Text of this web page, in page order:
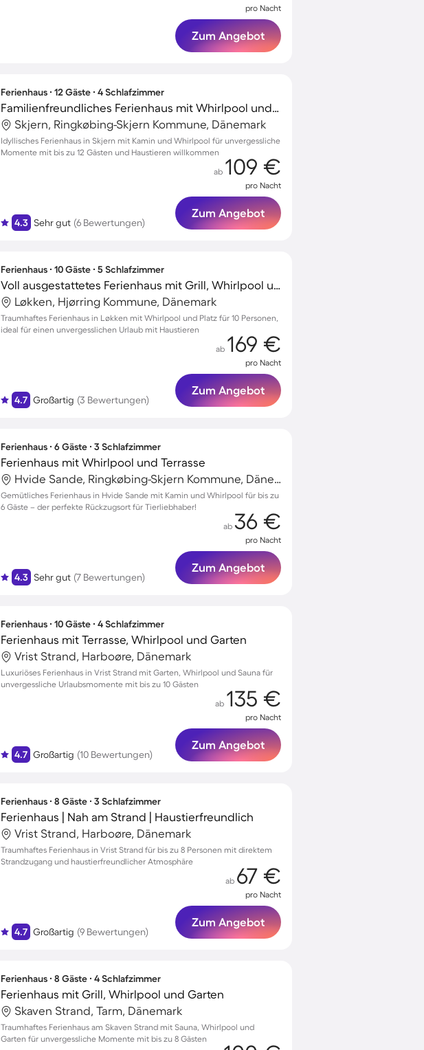
pro Nacht
Zum Angebot
Ferienhaus ∙ 12 Gäste ∙ 4 Schlafzimmer
Familienfreundliches Ferienhaus mit Whirlpool und Terrasse | Haustierfreundlich
Skjern, Ringkøbing-Skjern Kommune, Dänemark
Idyllisches Ferienhaus in Skjern mit Kamin und Whirlpool für unvergessliche
Momente mit bis zu 12 Gästen und Haustieren willkommen
4.3 Sehr gut (6 Bewertungen)
ab 109 €
pro Nacht
Zum Angebot
Ferienhaus ∙ 10 Gäste ∙ 5 Schlafzimmer
Voll ausgestattetes Ferienhaus mit Grill, Whirlpool und Terrasse | Haustiere erlaubt
Løkken, Hjørring Kommune, Dänemark
Traumhaftes Ferienhaus in Løkken mit Whirlpool und Platz für 10 Personen,
ideal für einen unvergesslichen Urlaub mit Haustieren
4.7 Großartig (3 Bewertungen)
ab 169 €
pro Nacht
Zum Angebot
Ferienhaus ∙ 6 Gäste ∙ 3 Schlafzimmer
Ferienhaus mit Whirlpool und Terrasse
Hvide Sande, Ringkøbing-Skjern Kommune, Dänemark
Gemütliches Ferienhaus in Hvide Sande mit Kamin und Whirlpool für bis zu
6 Gäste – der perfekte Rückzugsort für Tierliebhaber!
4.3 Sehr gut (7 Bewertungen)
ab 36 €
pro Nacht
Zum Angebot
Ferienhaus ∙ 10 Gäste ∙ 4 Schlafzimmer
Ferienhaus mit Terrasse, Whirlpool und Garten
Vrist Strand, Harboøre, Dänemark
Luxuriöses Ferienhaus in Vrist Strand mit Garten, Whirlpool und Sauna für
unvergessliche Urlaubsmomente mit bis zu 10 Gästen
4.7 Großartig (10 Bewertungen)
ab 135 €
pro Nacht
Zum Angebot
Ferienhaus ∙ 8 Gäste ∙ 3 Schlafzimmer
Ferienhaus | Nah am Strand | Haustierfreundlich
Vrist Strand, Harboøre, Dänemark
Traumhaftes Ferienhaus in Vrist Strand für bis zu 8 Personen mit direktem
Strandzugang und haustierfreundlicher Atmosphäre
4.7 Großartig (9 Bewertungen)
ab 67 €
pro Nacht
Zum Angebot
Ferienhaus ∙ 8 Gäste ∙ 4 Schlafzimmer
Ferienhaus mit Grill, Whirlpool und Garten
Skaven Strand, Tarm, Dänemark
Traumhaftes Ferienhaus am Skaven Strand mit Sauna, Whirlpool und
Garten für unvergessliche Momente mit bis zu 8 Gästen